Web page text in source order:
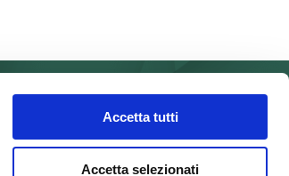
Accetta tutti
Accetta selezionati
POLICY PRIVACY